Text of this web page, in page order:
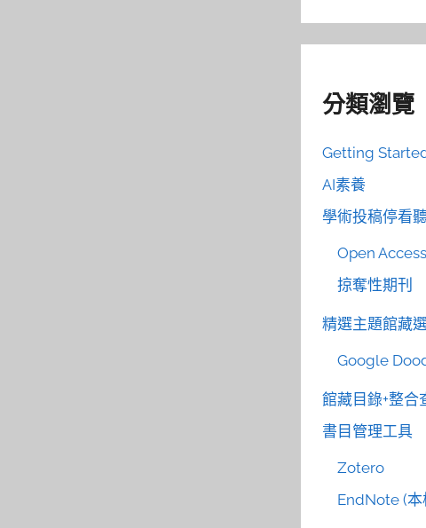
分類瀏覽
Getting
AI素養
學術投稿停看
Open Access
掠奪性期刊
精選主題館藏
Google
館藏目錄+整合
書目管理工具
Zotero
EndNote (本